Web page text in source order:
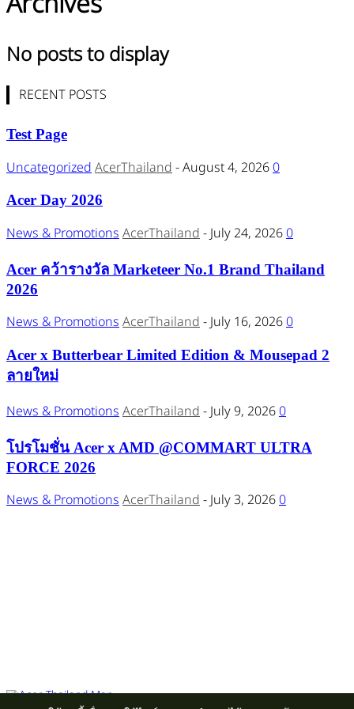
No posts to display
RECENT POSTS
Test Page
Uncategorized AcerThailand -August 4, 2026 0
Acer Day 2026
News & PromotionsAcerThailand-July 24, 20260
Acer คว้ารางวัล Marketeer No.1 Brand Thailand
2026
News & PromotionsAcerThailand-July 16, 20260
Acer x Butterbear Limited Edition & Mousepad 2
ลายใหม่
News & PromotionsAcerThailand-July 9, 20260
โปรโมชั่น Acer x AMD @COMMART ULTRA
FORCE 2026
News & PromotionsAcerThailand-July 3, 20260